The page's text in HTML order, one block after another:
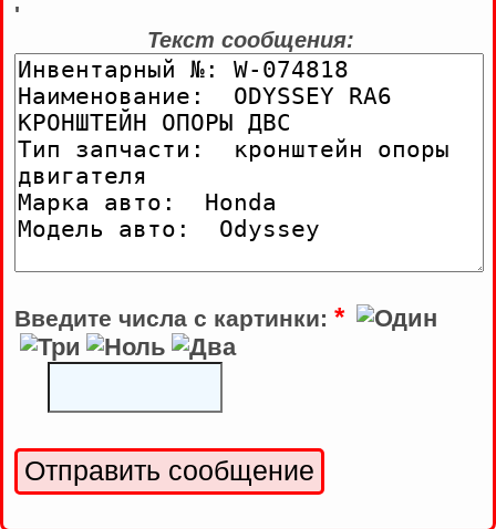
'
Текст сообщения:
Введите числа с картинки: *